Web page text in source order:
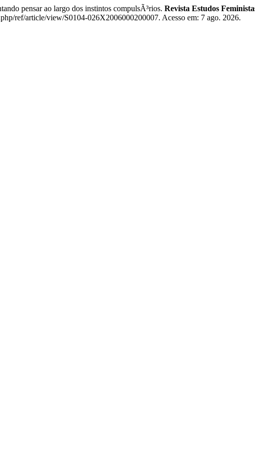
pensar ao largo dos instintos compulsÃ³rios. Revista Estudos
ref/article/view/S0104-026X2006000200007. Acesso em: 7 ago. 2026.